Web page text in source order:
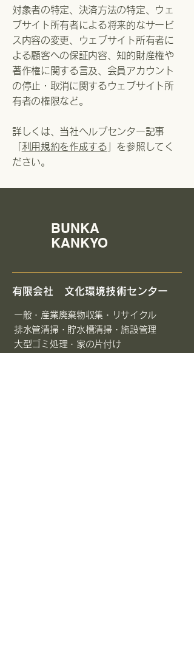
対象者の特定、決済方法の特定、ウェ
ブサイト所有者による将来的なサービ
ス内容の変更、ウェブサイト所有者に
よる顧客への保証内容、知的財産権や
著作権に関する言及、会員アカウント
の停止・取消に関するウェブサイト所
有者の権限など。
詳しくは、当社ヘルプセンター記事
利用規約を作成する 」を参照してく
ださい。
BUNKA
KANKYO
​有限会社 文化環境技術センター
一般・産業廃棄物収集・リサイクル
排水管清掃・貯水槽清掃・施設管理
大型ゴミ処理・家の片付け